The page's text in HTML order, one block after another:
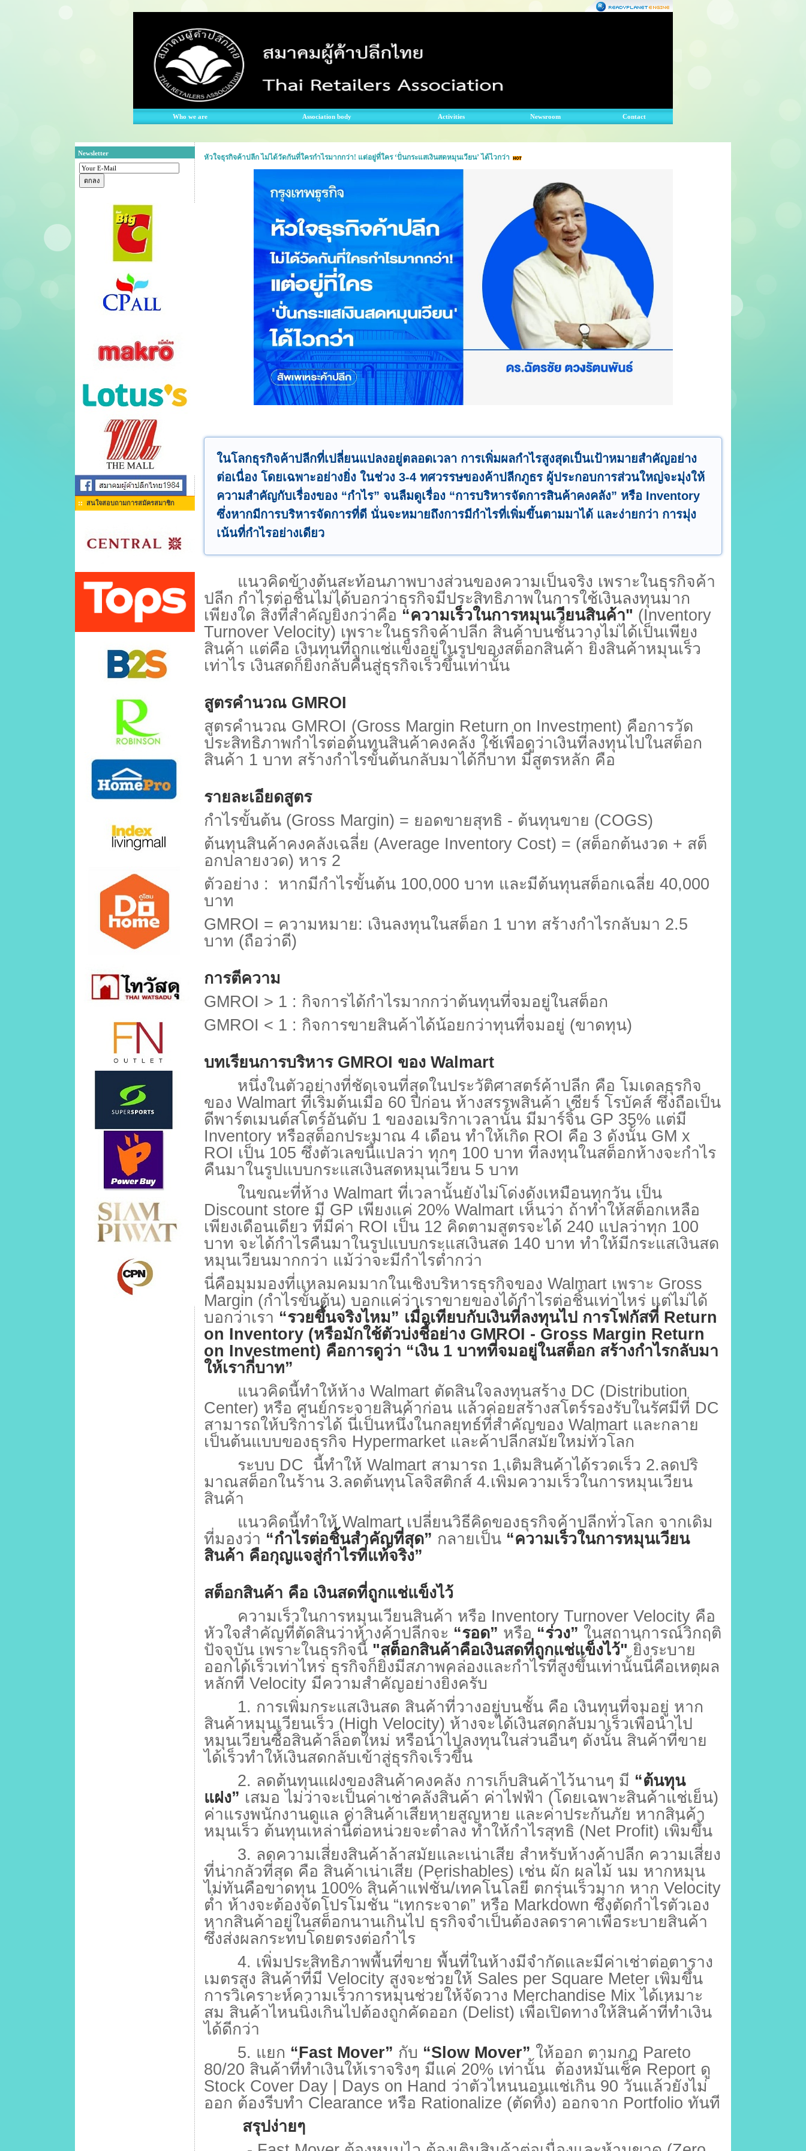
Who we are Association body Activities Newsroom Contact
Newsletter
สนใจสอบถามการสมัครสมาชิก
หัวใจธุรกิจค้าปลีก ไม่ได้วัดกันที่ใครกำไรมากกว่า! แต่อยู่ที่ใคร ‘ปั่นกระแสเงินสดหมุนเวียน’ ได้ไวกว่า
ในโลกธุรกิจค้าปลีกที่เปลี่ยนแปลงอยู่ตลอดเวลา การเพิ่มผลกำไรสูงสุดเป็นเป้าหมายสำคัญอย่าง
ต่อเนื่อง โดยเฉพาะอย่างยิ่ง ในช่วง 3-4 ทศวรรษของค้าปลีกภูธร ผู้ประกอบการส่วนใหญ่จะมุ่งให้
ความสำคัญกับเรื่องของ “กำไร” จนลืมดูเรื่อง “การบริหารจัดการสินค้าคงคลัง” หรือ Inventory
ซึ่งหากมีการบริหารจัดการที่ดี นั่นจะหมายถึงการมีกำไรที่เพิ่มขึ้นตามมาได้ และง่ายกว่า การมุ่ง
เน้นที่กำไรอย่างเดียว
แนวคิดข้างต้นสะท้อนภาพบางส่วนของความเป็นจริง เพราะในธุรกิจค้า
ปลีก กำไรต่อชิ้นไม่ได้บอกว่าธุรกิจมีประสิทธิภาพในการใช้เงินลงทุนมาก
เพียงใด สิ่งที่สำคัญยิ่งกว่าคือ “ความเร็วในการหมุนเวียนสินค้า" (Inventory
Turnover Velocity) เพราะในธุรกิจค้าปลีก สินค้าบนชั้นวางไม่ได้เป็นเพียง
สินค้า แต่คือ เงินทุนที่ถูกแช่แข็งอยู่ในรูปของสต็อกสินค้า ยิ่งสินค้าหมุนเร็ว
เท่าไร เงินสดก็ยิ่งกลับคืนสู่ธุรกิจเร็วขึ้นเท่านั้น
สูตรคำนวณ GMROI
สูตรคำนวณ GMROI (Gross Margin Return on Investment) คือการวัด
ประสิทธิภาพกำไรต่อต้นทุนสินค้าคงคลัง ใช้เพื่อดูว่าเงินที่ลงทุนไปในสต็อก
สินค้า 1 บาท สร้างกำไรขั้นต้นกลับมาได้กี่บาท มีสูตรหลัก คือ
รายละเอียดสูตร
กำไรขั้นต้น (Gross Margin) = ยอดขายสุทธิ - ต้นทุนขาย (COGS)
ต้นทุนสินค้าคงคลังเฉลี่ย (Average Inventory Cost) = (สต็อกต้นงวด + สต็
อกปลายงวด) หาร 2
ตัวอย่าง :
หากมีกำไรขั้นต้น 100,000 บาท และมีต้นทุนสต็อกเฉลี่ย 40,000
บาท
GMROI = ความหมาย: เงินลงทุนในสต็อก 1 บาท สร้างกำไรกลับมา 2.5
บาท (ถือว่าดี)
การตีความ
GMROI > 1 : กิจการได้กำไรมากกว่าต้นทุนที่จมอยู่ในสต็อก
GMROI < 1 : กิจการขายสินค้าได้น้อยกว่าทุนที่จมอยู่ (ขาดทุน)
บทเรียนการบริหารGMROI ของ Walmart
หนึ่งในตัวอย่างที่ชัดเจนที่สุดในประวัติศาสตร์ค้าปลีก คือ โมเดลธุรกิจ
ของ Walmart ที่เริ่มต้นเมื่อ 60ปีก่อน ห้างสรรพสินค้า เซียร์ โรบัคส์ ซึ่งถือเป็น
ดีพาร์ตเมนต์สโตร์อันดับ 1 ของอเมริกาเวลานั้น มีมาร์จิ้น GP 35% แต่มี
Inventory หรือสต็อกประมาณ 4 เดือน ทำให้เกิด ROI คือ 3 ดังนั้น GM x
ROI เป็น 105 ซึ่งตัวเลขนี้แปลว่า ทุกๆ 100 บาท ที่ลงทุนในสต็อกห้างจะกำไร
คืนมาในรูปแบบกระแสเงินสดหมุนเวียน 5 บาท
ในขณะที่ห้าง Walmart ที่เวลานั้นยังไม่โด่งดังเหมือนทุกวัน เป็น
Discount store มี GP เพียงแค่ 20% Walmart เห็นว่า ถ้าทำให้สต็อกเหลือ
เพียงเดือนเดียว ที่มีค่า ROI เป็น 12 คิดตามสูตรจะได้ 240 แปลว่าทุก 100
บาท จะได้กำไรคืนมาในรูปแบบกระแสเงินสด 140 บาท ทำให้มีกระแสเงินสด
หมุนเวียนมากกว่า แม้ว่าจะมีกำไรต่ำกว่า
นี่คือมุมมองที่แหลมคมมากในเชิงบริหารธุรกิจของ Walmart เพราะ Gross
Margin (กำไรขั้นต้น) บอกแค่ว่าเราขายของได้กำไรต่อชิ้นเท่าไหร่ แต่ไม่ได้
บอกว่าเรา “รวยขึ้นจริงไหม” เมื่อเทียบกับเงินที่ลงทุนไป การโฟกัสที่ Return
on Inventory (หรือมักใช้ตัวบ่งชี้อย่าง GMROI - Gross Margin Return
on Investment) คือการดูว่า “เงิน 1 บาทที่จมอยู่ในสต็อก สร้างกำไรกลับมา
ให้เรากี่บาท”
แนวคิดนี้ทำให้ห้าง Walmart ตัดสินใจลงทุนสร้าง DC (Distribution
Center) หรือ ศูนย์กระจายสินค้าก่อน แล้วค่อยสร้างสโตร์รองรับในรัศมีที่ DC
สามารถให้บริการได้ นี่เป็นหนึ่งในกลยุทธ์ที่สำคัญของ Walmart และกลาย
เป็นต้นแบบของธุรกิจ Hypermarket และค้าปลีกสมัยใหม่ทั่วโลก
ระบบ DC นี้ทำให้ Walmart สามารถ 1.เติมสินค้าได้รวดเร็ว 2.ลดปริ
มาณสต็อกในร้าน 3.ลดต้นทุนโลจิสติกส์ 4.เพิ่มความเร็วในการหมุนเวียน
สินค้า
แนวคิดนี้ทำให้Walmart เปลี่ยนวิธีคิดของธุรกิจค้าปลีกทั่วโลก จากเดิม
ที่มองว่า “กำไรต่อชิ้นสำคัญที่สุด” กลายเป็น “ความเร็วในการหมุนเวียน
สินค้า คือกุญแจสู่กำไรที่แท้จริง”
สต็อกสินค้า คือ เงินสดที่ถูกแช่แข็งไว้
ความเร็วในการหมุนเวียนสินค้า หรือ Inventory Turnover Velocity คือ
หัวใจสำคัญที่ตัดสินว่าห้างค้าปลีกจะ “รอด” หรือ “ร่วง” ในสถานการณ์วิกฤติ
ปัจจุบัน เพราะในธุรกิจนี้ "สต็อกสินค้าคือเงินสดที่ถูกแช่แข็งไว้" ยิ่งระบาย
ออกได้เร็วเท่าไหร่ ธุรกิจก็ยิ่งมีสภาพคล่องและกำไรที่สูงขึ้นเท่านั้นนี่คือเหตุผล
หลักที่ Velocity มีความสำคัญอย่างยิ่งครับ
1. การเพิ่มกระแสเงินสด สินค้าที่วางอยู่บนชั้น คือ เงินทุนที่จมอยู่ หาก
สินค้าหมุนเวียนเร็ว (High Velocity) ห้างจะได้เงินสดกลับมาเร็วเพื่อนำไป
หมุนเวียนซื้อสินค้าล็อตใหม่ หรือนำไปลงทุนในส่วนอื่นๆ ดังนั้น สินค้าที่ขาย
ได้เร็วทำให้เงินสดกลับเข้าสู่ธุรกิจเร็วขึ้น
2. ลดต้นทุนแฝงของสินค้าคงคลัง การเก็บสินค้าไว้นานๆ มี “ต้นทุน
แฝง” เสมอ ไม่ว่าจะเป็นค่าเช่าคลังสินค้า ค่าไฟฟ้า (โดยเฉพาะสินค้าแช่เย็น)
ค่าแรงพนักงานดูแล ค่าสินค้าเสียหายสูญหาย และค่าประกันภัย หากสินค้า
หมุนเร็ว ต้นทุนเหล่านี้ต่อหน่วยจะต่ำลง ทำให้กำไรสุทธิ (Net Profit) เพิ่มขึ้น
3. ลดความเสี่ยงสินค้าล้าสมัยและเน่าเสีย สำหรับห้างค้าปลีก ความเสี่ยง
ที่น่ากลัวที่สุด คือ สินค้าเน่าเสีย (Perishables) เช่น ผัก ผลไม้ นม หากหมุน
ไม่ทันคือขาดทุน 100% สินค้าแฟชั่น/เทคโนโลยี ตกรุ่นเร็วมาก หาก Velocity
ต่ำ ห้างจะต้องจัดโปรโมชั่น “เทกระจาด” หรือ Markdown ซึ่งตัดกำไรตัวเอง
หากสินค้าอยู่ในสต็อกนานเกินไป ธุรกิจจำเป็นต้องลดราคาเพื่อระบายสินค้า
ซึ่งส่งผลกระทบโดยตรงต่อกำไร
4. เพิ่มประสิทธิภาพพื้นที่ขาย พื้นที่ในห้างมีจำกัดและมีค่าเช่าต่อตาราง
เมตรสูง สินค้าที่มี Velocity สูงจะช่วยให้ Sales per Square Meter เพิ่มขึ้น
การวิเคราะห์ความเร็วการหมุนช่วยให้จัดวาง Merchandise Mixได้เหมาะ
สม สินค้าไหนนิ่งเกินไปต้องถูกคัดออก (Delist) เพื่อเปิดทางให้สินค้าที่ทำเงิน
ได้ดีกว่า
5. แยก “Fast Mover” กับ “Slow Mover” ให้ออก ตามกฎ Pareto
80/20 สินค้าที่ทำเงินให้เราจริงๆ มีแค่ 20% เท่านั้น ต้องหมั่นเช็ค Report ดู
Stock Cover Day | Days on Hand ว่าตัวไหนนอนแช่เกิน 90 วันแล้วยังไม่
ออก ต้องรีบทำ Clearance หรือ Rationalize (ตัดทิ้ง) ออกจาก Portfolio ทันที
สรุปง่ายๆ